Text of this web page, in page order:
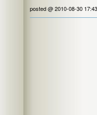
posted @ 2010-08-30